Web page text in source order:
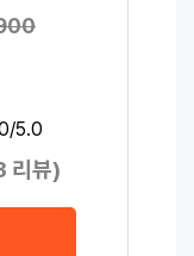
5.0
리뷰)